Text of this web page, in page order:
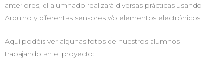
anteriores, el alumnado realizará diversas prácticas usando
Arduino y diferentes sensores y/o elementos electrónicos.
Aquí podéis ver algunas fotos de nuestros alumnos
trabajando en el proyecto: